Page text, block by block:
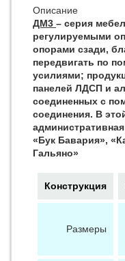
Описание
ДМ3 – серия
регулируемыми
опорами сзади,
передвигать по
усилиями;
панелей ЛДСП и
соединенных с
соединения. В
«Бук Бавария»,
Гальяно»
Конструкция
Размеры